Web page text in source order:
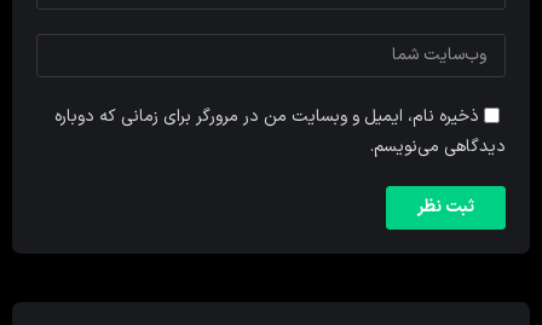
ذخیره نام، ایمیل و وبسایت من در مرورگر برای زمانی که دوباره
دیدگاهی می‌نویسم.